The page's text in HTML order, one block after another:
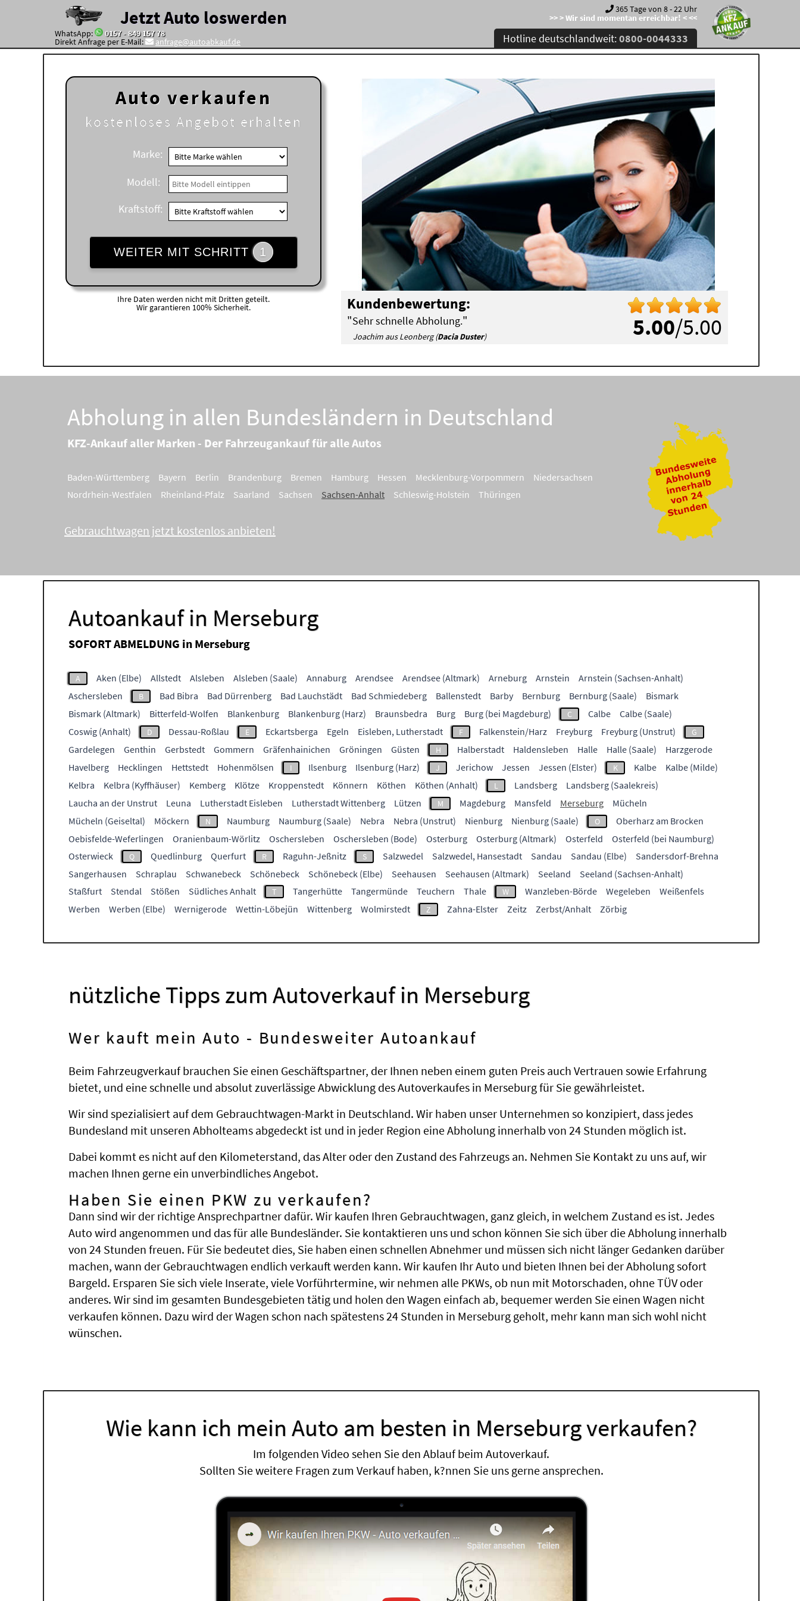
Jetzt Auto loswerden
WhatsApp: 0157 - 849 157 78
Direkt Anfrage per E-Mail: anfrage@autoabkauf.de
365 Tage von 8 - 22 Uhr
>> > Wir sind momentan erreichbar! < <<
Hotline deutschlandweit:0800-0044333
Auto verkaufen
kostenloses Angebot erhalten
Marke:
Modell:
Kraftstoff:
WEITER MIT SCHRITT 1
Ihre Daten werden nicht mit Dritten geteilt.
Wir garantieren 100% Sicherheit.
5.00/5.00
Kundenbewertung:
"Sehr schnelle Abholung."
Joachim aus Leonberg (Dacia Duster)
Abholung in allen Bundesländern in Deutschland
KFZ-Ankauf aller Marken - Der Fahrzeugankauf für alle Autos
Baden-Württemberg Bayern Berlin Brandenburg Bremen Hamburg Hessen Mecklenburg-Vorpommern
Niedersachsen
Nordrhein-Westfalen
Rheinland-Pfalz Saarland Sachsen Sachsen-Anhalt Schleswig-Holstein Thüringen
Gebrauchtwagen jetzt kostenlos anbieten!
Autoankauf in Merseburg
SOFORT ABMELDUNG in Merseburg
A Aken (Elbe) Allstedt Alsleben Alsleben (Saale) Annaburg Arendsee Arendsee (Altmark) Arneburg Arnstein
Arnstein (Sachsen-Anhalt)
Aschersleben
B Bad Bibra Bad Dürrenberg Bad Lauchstädt Bad Schmiedeberg Ballenstedt Barby Bernburg Bernburg (Saale)
Bismark
Bismark (Altmark)
Bitterfeld-Wolfen Blankenburg Blankenburg (Harz) Braunsbedra Burg Burg (bei Magdeburg) C Calbe
Calbe (Saale)
Coswig (Anhalt)
D Dessau-Roßlau E Eckartsberga Egeln Eisleben, Lutherstadt F Falkenstein/Harz Freyburg Freyburg (Unstrut) G
Gardelegen Genthin Gerbstedt Gommern Gräfenhainichen Gröningen Güsten H Halberstadt Haldensleben Halle Halle (Saale)
Harzgerode
Havelberg
Hecklingen Hettstedt Hohenmölsen I Ilsenburg Ilsenburg (Harz) J Jerichow Jessen Jessen (Elster) K Kalbe
Kalbe (Milde)
Kelbra
Kelbra (Kyffhäuser) Kemberg Klötze Kroppenstedt Könnern Köthen Köthen (Anhalt) L Landsberg
Landsberg (Saalekreis)
Laucha an der Unstrut
Leuna Lutherstadt Eisleben Lutherstadt Wittenberg Lützen M Magdeburg Mansfeld Merseburg
Mücheln
Mücheln (Geiseltal)
Möckern N Naumburg Naumburg (Saale) Nebra Nebra (Unstrut) Nienburg Nienburg (Saale) O
Oberharz am Brocken
Oebisfelde-Weferlingen
Oranienbaum-Wörlitz Oschersleben Oschersleben (Bode) Osterburg Osterburg (Altmark) Osterfeld
Osterfeld (bei Naumburg)
Osterwieck
Q Quedlinburg Querfurt R Raguhn-Jeßnitz S Salzwedel Salzwedel, Hansestadt Sandau Sandau (Elbe)
Sandersdorf-Brehna
Sangerhausen
Schraplau Schwanebeck Schönebeck Schönebeck (Elbe) Seehausen Seehausen (Altmark) Seeland
Seeland (Sachsen-Anhalt)
Staßfurt
Stendal Stößen Südliches Anhalt T Tangerhütte Tangermünde Teuchern Thale W Wanzleben-Börde Wegeleben
Weißenfels
Werben
Werben (Elbe) Wernigerode Wettin-Löbejün Wittenberg Wolmirstedt Z Zahna-Elster Zeitz Zerbst/Anhalt Zörbig
nützliche Tipps zum Autoverkauf in Merseburg
Wer kauft mein Auto - Bundesweiter Autoankauf
Beim Fahrzeugverkauf brauchen Sie einen Geschäftspartner, der Ihnen neben einem guten Preis auch Vertrauen sowie Erfahrung
bietet, und eine schnelle und absolut zuverlässige Abwicklung des Autoverkaufes in Merseburg für Sie gewährleistet.
Wir sind spezialisiert auf dem Gebrauchtwagen-Markt in Deutschland. Wir haben unser Unternehmen so konzipiert, dass jedes
Bundesland mit unseren Abholteams abgedeckt ist und in jeder Region eine Abholung innerhalb von 24 Stunden möglich ist.
Dabei kommt es nicht auf den Kilometerstand, das Alter oder den Zustand des Fahrzeugs an. Nehmen Sie Kontakt zu uns auf, wir
machen Ihnen gerne ein unverbindliches Angebot.
Haben Sie einen PKW zu verkaufen?
Dann sind wir der richtige Ansprechpartner dafür. Wir kaufen Ihren Gebrauchtwagen, ganz gleich, in welchem Zustand es ist. Jedes
Auto wird angenommen und das für alle Bundesländer. Sie kontaktieren uns und schon können Sie sich über die Abholung innerhalb
von 24 Stunden freuen. Für Sie bedeutet dies, Sie haben einen schnellen Abnehmer und müssen sich nicht länger Gedanken darüber
machen, wann der Gebrauchtwagen endlich verkauft werden kann. Wir kaufen Ihr Auto und bieten Ihnen bei der Abholung sofort
Bargeld. Ersparen Sie sich viele Inserate, viele Vorführtermine, wir nehmen alle PKWs, ob nun mit Motorschaden, ohne TÜV oder
anderes. Wir sind im gesamten Bundesgebieten tätig und holen den Wagen einfach ab, bequemer werden Sie einen Wagen nicht
verkaufen können. Dazu wird der Wagen schon nach spätestens 24 Stunden in Merseburg geholt, mehr kann man sich wohl nicht
wünschen.
Wie kann ich mein Auto am besten in Merseburg verkaufen?
Im folgenden Video sehen Sie den Ablauf beim Autoverkauf.
Sollten Sie weitere Fragen zum Verkauf haben, k?nnen Sie uns gerne ansprechen.